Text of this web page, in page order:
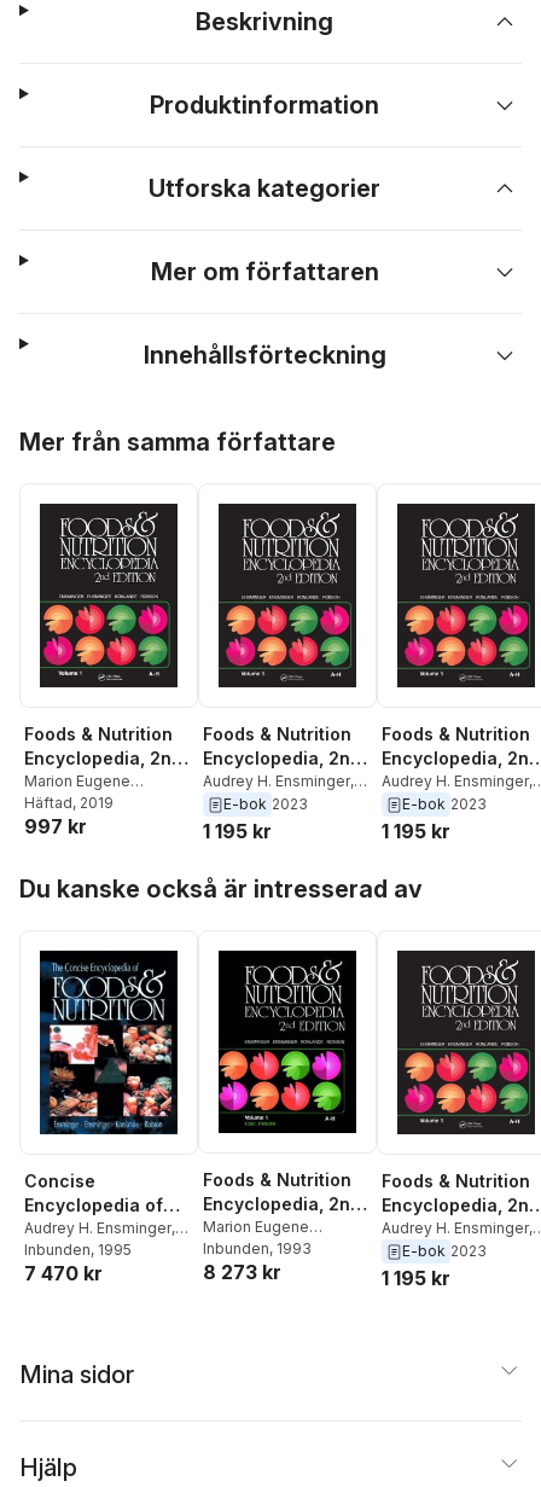
Beskrivning
Produktinformation
Utforska kategorier
Mer om författaren
Innehållsförteckning
Mer från samma författare
Foods & Nutrition
Encyclopedia, 2nd
Edition, Volume 1
Marion Eugene
Ensminger,Audrey H.
Ensminger
Häftad, 2019
997 kr
Foods & Nutrition
Encyclopedia, 2nd
Edition, Volume 1
Audrey H. Ensminger,
Marion Eugene
Ensminger
E-bok 2023
1 195 kr
Foods & Nutrition
Encyclopedia, 2nd
Edition, Volume 1
Audrey H. Ensminger,
Marion Eugene
Ensminger
E-bok 2023
1 195 kr
Du kanske också är intresserad av
Concise
Encyclopedia of
Foods & Nutrition
Audrey H. Ensminger,
Marion Eugene
Ensminger,
Inbunden, 1995
7 470 kr
Foods & Nutrition
Encyclopedia, 2nd
Edition, Volume 1
Marion Eugene
Ensminger ,Audrey H.
Ensminger
Inbunden, 1993
8 273 kr
Foods & Nutrition
Encyclopedia, 2nd
Edition, Volume 1
Audrey H. Ensminger,
Marion Eugene
Ensminger
E-bok 2023
1 195 kr
Mina sidor
Hjälp